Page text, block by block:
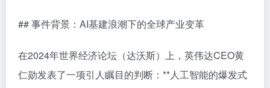
## 事件背景：AI基建浪潮下的全球产业变革
在2024年世界经济论坛（达沃斯）上，英伟达CEO黄
仁勋发表了一项引人瞩目的判断：**人工智能的爆发式